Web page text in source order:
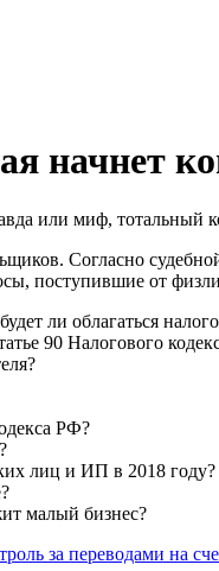
начнет
или миф, тотальный
Согласно
поступившие от
ли облагаться
90 Налогового
РФ?
лиц и ИП в 2018 году?
малый бизнес?
за переводами на